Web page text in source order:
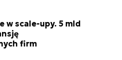
w scale-upy. 5 mld
firm